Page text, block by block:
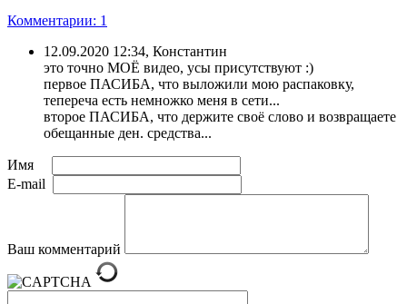
Комментарии: 1
12.09.2020 12:34, Константин
это точно МОЁ видео, усы присутствуют :)
первое ПАСИБА, что выложили мою распаковку,
тепереча есть немножко меня в сети...
второе ПАСИБА, что держите своё слово и возвращаете
обещанные ден. средства...
Имя
E-mail
Ваш комментарий